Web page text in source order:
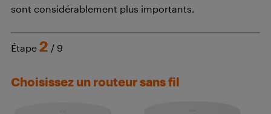
sont considérablement plus importants.
Étape 2 / 9
Choisissez un routeur sans fil